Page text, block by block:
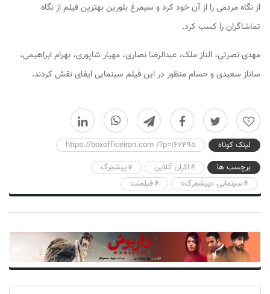
از نگاه مردمی را از آن خود کرد و سیمرغ بلورین بهترین فیلم از نگاه
تماشاگران را کسب کرد.
مهدی نصرتی، الناز ملک، عبدالرضا نصاری، مهیار شاپوری، بهرام ابراهیمی،
ساناز سعیدی و حسام منظور در این فیلم سینمایی ایفای نقش کردند.
0
لینک کوتاه
https://boxofficeiran.com /?p=167495
برچسب ها
اکران آنلاین
پیشمرگ
سینمایی «پیشمرگ»
فیلمنت